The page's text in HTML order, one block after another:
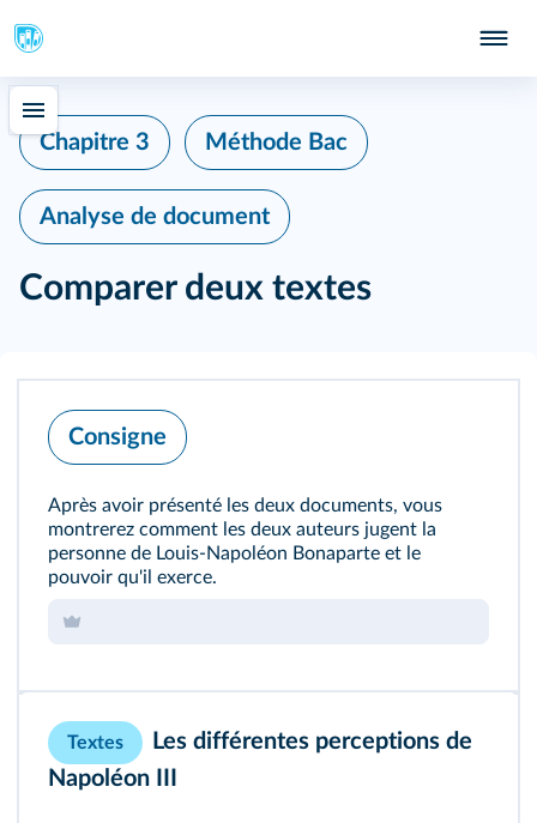
Chapitre 3 Méthode Bac
Analyse de document
Comparer deux textes
Consigne
Après avoir présenté les deux documents, vous
montrerez comment les deux auteurs jugent la
personne de Louis-Napoléon Bonaparte et le
pouvoir qu'il exerce.
Textes
Les différentes perceptions de
Napoléon III